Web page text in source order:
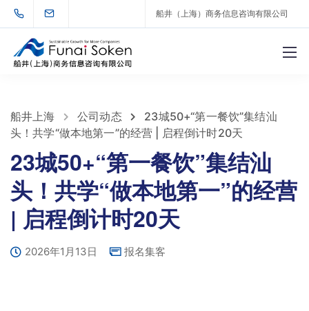
船井（上海）商务信息咨询有限公司
船井上海 公司动态
23城50+“第一餐饮”集结汕
头！共学“做本地第一”的经营 | 启程倒计时20天
23城50+“第一餐饮”集结汕
头！共学“做本地第一”的经营
| 启程倒计时20天
2026年1月13日 报名集客